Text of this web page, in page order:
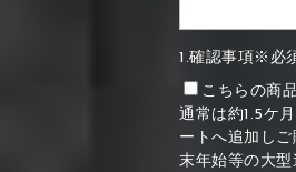
1.確認事項※必
こちらの商
通常は約1.5ケ
ートへ追加し
末年始等の大